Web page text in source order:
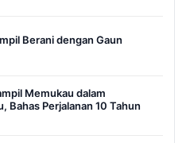
Berani dengan Gaun
Memukau dalam
Bahas Perjalanan 10 Tahun